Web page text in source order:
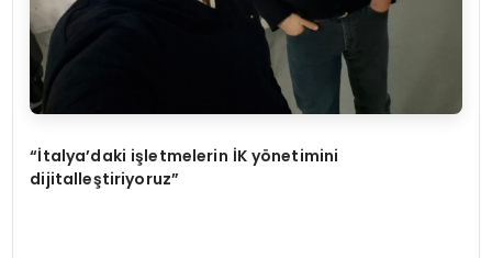
“İtalya’daki işletmelerin İK yönetimini
dijitalleştiriyoruz”